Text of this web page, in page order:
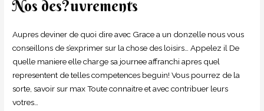
Nos des?uvrements
Aupres deviner de quoi dire avec Grace a un donzelle nous vous
conseillons de s’exprimer sur la chose des loisirs… Appelez il De
quelle maniere elle charge sa journee affranchi apres quel
representent de telles competences beguin! Vous pourrez de la
sorte, savoir sur max Toute connaitre et avec contribuer leurs
votres…